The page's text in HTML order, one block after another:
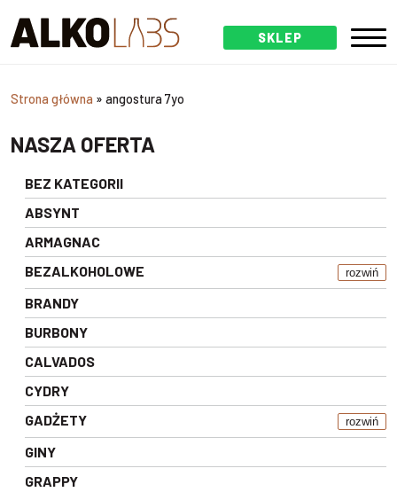
SKLEP
Strona główna » angostura 7yo
NASZA OFERTA
BEZ KATEGORII
ABSYNT
ARMAGNAC
BEZALKOHOLOWE
rozwiń
BRANDY
BURBONY
CALVADOS
CYDRY
GADŻETY
rozwiń
GINY
GRAPPY